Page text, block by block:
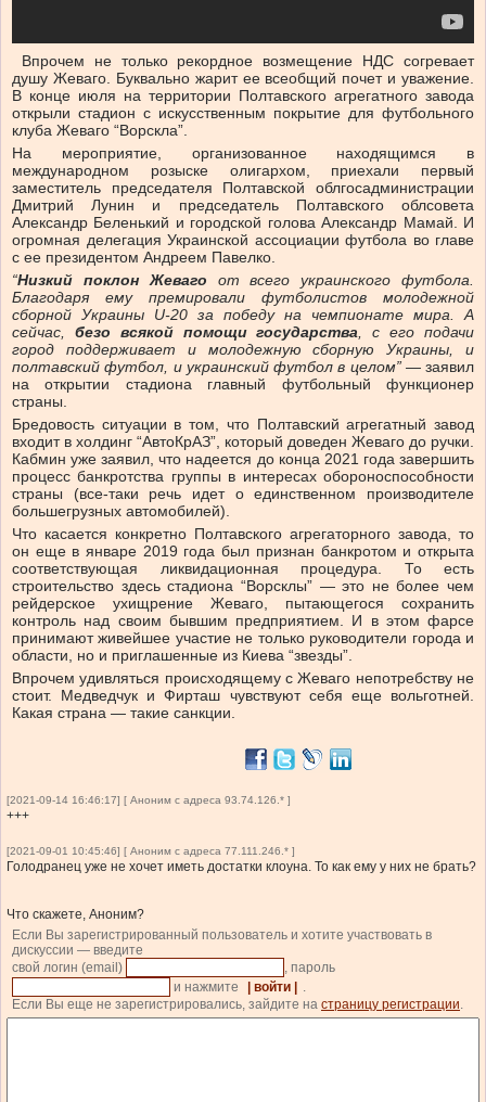
Впрочем не только рекордное возмещение НДС согревает
душу Жеваго. Буквально жарит ее всеобщий почет и уважение.
В конце июля на территории Полтавского агрегатного завода
открыли стадион с искусственным покрытие для футбольного
клуба Жеваго “Ворскла”.
На мероприятие, организованное находящимся в
международном розыске олигархом, приехали первый
заместитель председателя Полтавской облгосадминистрации
Дмитрий Лунин и председатель Полтавского облсовета
Александр Беленький и городской голова Александр Мамай. И
огромная делегация Украинской ассоциации футбола во главе
с ее президентом Андреем Павелко.
“Низкий поклон Жеваго от всего украинского футбола.
Благодаря ему премировали футболистов молодежной
сборной Украины U-20 за победу на чемпионате мира. А
сейчас, безо всякой помощи государства , с его подачи
город поддерживает и молодежную сборную Украины, и
полтавский футбол, и украинский футбол в целом”— заявил
на открытии стадиона главный футбольный функционер
страны.
Бредовость ситуации в том, что Полтавский агрегатный завод
входит в холдинг “АвтоКрАЗ”, который доведен Жеваго до ручки.
Кабмин уже заявил, что надеется до конца 2021 года завершить
процесс банкротства группы в интересах обороноспособности
страны (все-таки речь идет о единственном производителе
большегрузных автомобилей).
Что касается конкретно Полтавского агрегаторного завода, то
он еще в январе 2019 года был признан банкротом и открыта
соответствующая ликвидационная процедура. То есть
строительство здесь стадиона “Ворсклы” — это не более чем
рейдерское ухищрение Жеваго, пытающегося сохранить
контроль над своим бывшим предприятием. И в этом фарсе
принимают живейшее участие не только руководители города и
области, но и приглашенные из Киева “звезды”.
Впрочем удивляться происходящему с Жеваго непотребству не
стоит. Медведчук и Фирташ чувствуют себя еще вольготней.
Какая страна — такие санкции.
[2021-09-14 16:46:17] [ Аноним с адреса 93.74.126.* ]
+++
[2021-09-01 10:45:46] [ Аноним с адреса 77.111.246.* ]
Голодранец уже не хочет иметь достатки клоуна. То как ему у них не брать?
Что скажете, Аноним?
Если Вы зарегистрированный пользователь и хотите участвовать в
дискуссии — введите
свой логин (email)
, пароль
и нажмите
| войти |
.
Если Вы еще не зарегистрировались, зайдите на страницу регистрации.